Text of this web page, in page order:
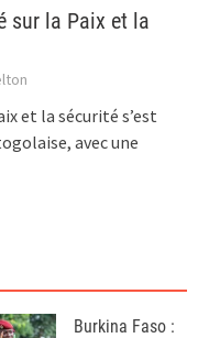
sur la Paix et la
et la sécurité s’est
avec une
Burkina Faso :